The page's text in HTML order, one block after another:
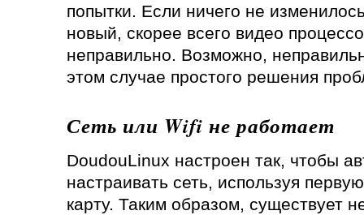
попытки. Если ничего не
новый, скорее всего видео
неправильно. Возможно,
этом случае простого решения
Сеть или Wifi не работает
DoudouLinux настроен так, чтобы
настраивать сеть, используя
карту. Таким образом, существует